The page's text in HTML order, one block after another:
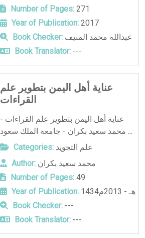
Number of Pages:271
Year of Publication:2017
Book Checker: عبدالله محمد المنيف
Book Translator:---
عناية أهل اليمن بتطوير علم
القراءات
عناية أهل اليمن بتطوير علم القراءات -
محمد سعيد بكران - جامعة الملك سعود ...
Categories: علم التجويد
Author: محمد سعيد بكران
Number of Pages:49
Year of Publication:
1434هـ - 2013م
Book Checker:---
Book Translator:---